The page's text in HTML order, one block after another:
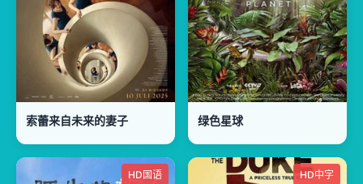
索蕾来自未来的妻子 绿色星球
HD国语 HD中字